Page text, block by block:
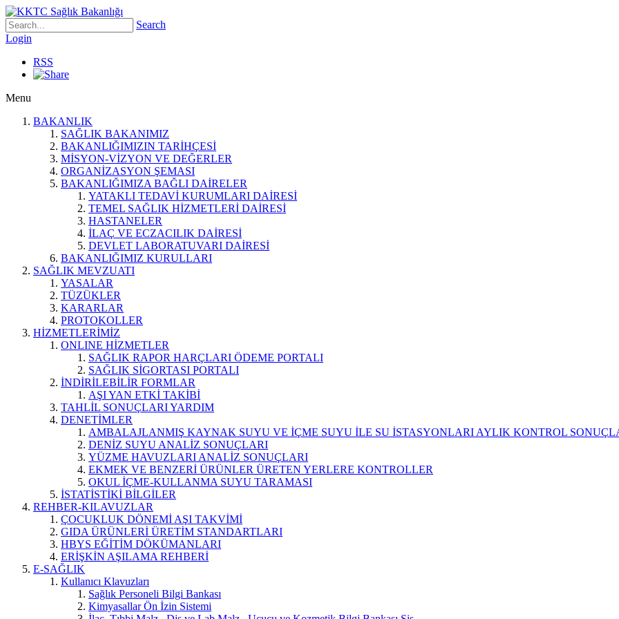
Search
Login
RSS
Menu
BAKANLIK
SAĞLIK BAKANIMIZ
BAKANLIĞIMIZIN TARİHÇESİ
MİSYON-VİZYON VE DEĞERLER
ORGANİZASYON ŞEMASI
BAKANLIĞIMIZA BAĞLI DAİRELER
YATAKLI TEDAVİ KURUMLARI DAİRESİ
TEMEL SAĞLIK HİZMETLERİ DAİRESİ
HASTANELER
İLAÇ VE ECZACILIK DAİRESİ
DEVLET LABORATUVARI DAİRESİ
BAKANLIĞIMIZ KURULLARI
SAĞLIK MEVZUATI
YASALAR
TÜZÜKLER
KARARLAR
PROTOKOLLER
HİZMETLERİMİZ
ONLINE HİZMETLER
SAĞLIK RAPOR HARÇLARI ÖDEME PORTALI
SAĞLIK SİGORTASI PORTALI
İNDİRİLEBİLİR FORMLAR
AŞI YAN ETKİ TAKİBİ
TAHLİL SONUÇLARI YARDIM
DENETİMLER
AMBALAJLANMIŞ KAYNAK SUYU VE İÇME SUYU İLE SU İSTASYONLARI AYLIK KONTROL
DENİZ SUYU ANALİZ SONUÇLARI
YÜZME HAVUZLARI ANALİZ SONUÇLARI
EKMEK VE BENZERİ ÜRÜNLER ÜRETEN YERLERE KONTROLLER
OKUL İÇME-KULLANMA SUYU TARAMASI
İSTATİSTİKİ BİLGİLER
REHBER-KILAVUZLAR
ÇOCUKLUK DÖNEMİ AŞI TAKVİMİ
GIDA ÜRÜNLERİ ÜRETİM STANDARTLARI
HBYS EĞİTİM DÖKÜMANLARI
ERİŞKİN AŞILAMA REHBERİ
E-SAĞLIK
Kullanıcı Klavuzları
Sağlık Personeli Bilgi Bankası
Kimyasallar Ön İzin Sistemi